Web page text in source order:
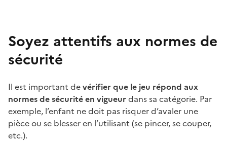
Soyez attentifs aux normes de
sécurité
Il est important devérifier que le jeu répond aux
normes de sécurité en vigueur dans sa catégorie. Par
exemple, l’enfant ne doit pas risquer d’avaler une
pièce ou se blesser en l’utilisant (se pincer, se couper,
etc.).